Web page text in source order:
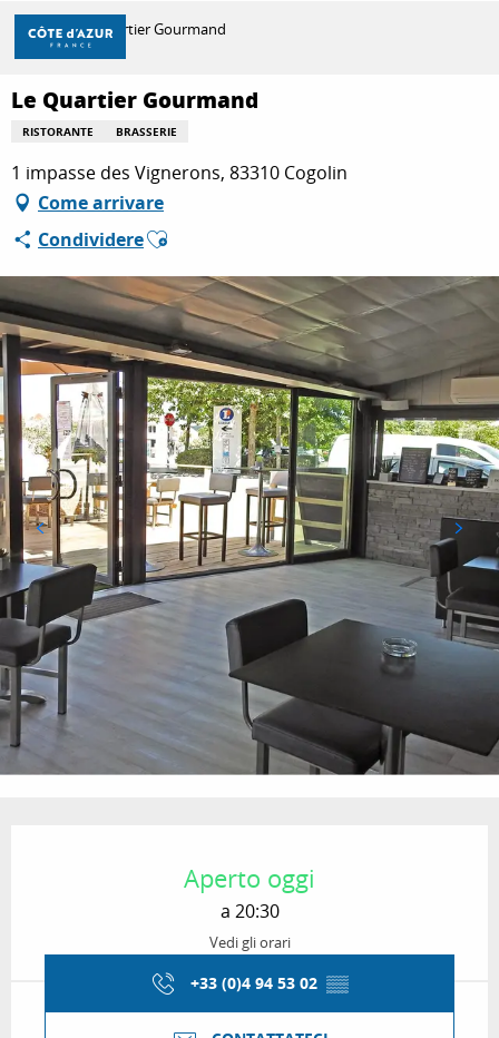
Aller
contenu
principal
SCOPRIRE
PER FARE
SOGGIORNO
Casa Le Quartier Gourmand
Le Quartier Gourmand
RISTORANTE BRASSERIE
1 impasse des Vignerons, 83310 Cogolin
Come arrivare
CondividereAjouter aux favoris
Aperto oggi
a 20:30
Vedi gli orari
+33 (0)4 94 53 02 ▒▒